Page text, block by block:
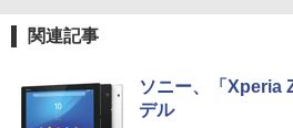
関連記事
ソニー、「Xperia
デル